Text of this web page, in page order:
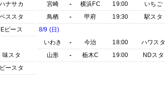
ハナサカ
ベススタ
Eピース
味スタ
ピースタ
宮崎
- 横浜FC 19:00
いちご
鳥栖
- 甲府 19:30
駅スタ
8/9 (日)
いわき
- 今治 18:00
ハワスタ
山形
- 栃木C 19:00 NDスタ